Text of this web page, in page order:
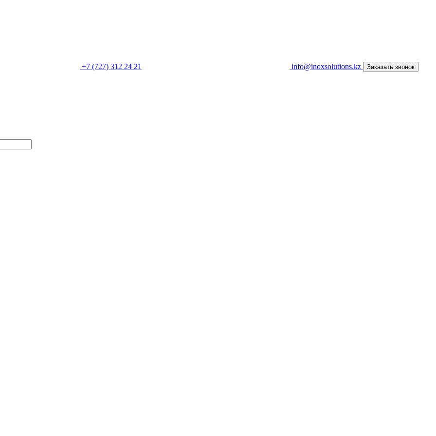
+7 (727) 312 24 21 info@inoxsolutions.kz Заказать звонок